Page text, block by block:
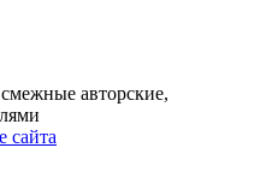
авторские,
сайта